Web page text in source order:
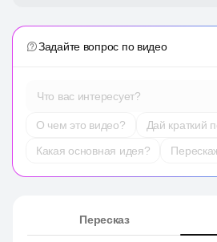
Задайте вопрос по видео
Что вас интересует?
О чем это видео?
Дай краткий
Какая основная идея?
Пересказ